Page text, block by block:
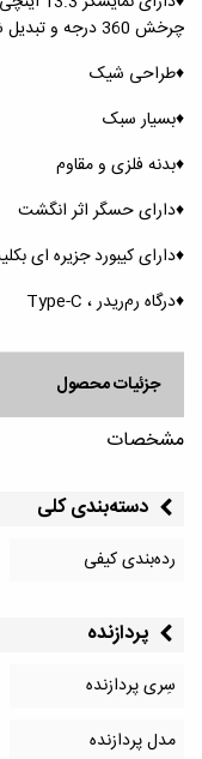
چرخش 360 درجه و تبدیل شدن به تبلت
♦️طراحی شیک
♦️بسیار سبک
♦️بدنه فلزی و مقاوم
♦️دارای حسگر اثر انگشت
♦️دارای کیبورد جزیره ای
♦️درگاه رم‌ریدر ، Type-C
جزئیات محصول
مشخصات
دسته‌بندی کلی
رده‌بندی کیفی
پردازنده
سِری پردازنده
مدل پردازنده